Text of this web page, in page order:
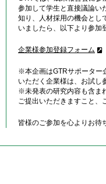
参加して学生と直接議論い
知り、人材採用の機会とし
いましたら、以下より参加
企業様参加登録フォーム
※本企画はGTRサポーター
いただく企業様は、お試し
※未発表の研究内容も含ま
ご提出いただきますこと、
皆様のご参加を心よりお待